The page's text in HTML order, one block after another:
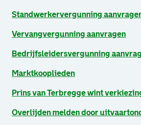
Standwerkervergunning
Vervangvergunning aanvragen
Bedrijfsleidersvergunning
Marktkooplieden
Prins van Terbregge wint
Overlijden melden door